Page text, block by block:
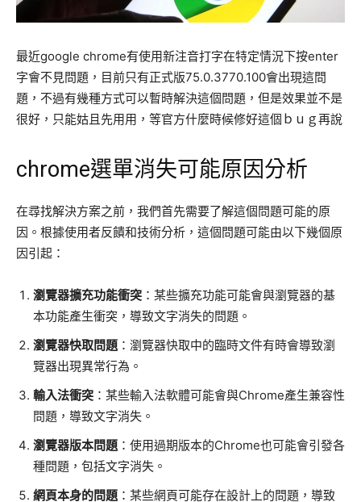
最近google chrome有使用新注音打字在特定情況下按enter
字會不見問題，目前只有正式版75.0.3770.100會出現這問
題，不過有幾種方式可以暫時解決這個問題，但是效果並不是
很好，只能姑且先用用，等官方什麼時候修好這個ｂｕｇ再說
chrome選單消失可能原因分析
在尋找解決方案之前，我們首先需要了解這個問題可能的原
因。根據使用者反饋和技術分析，這個問題可能由以下幾個原
因引起：
瀏覽器擴充功能衝突 ：某些擴充功能可能會與瀏覽器的基
本功能產生衝突，導致文字消失的問題。
瀏覽器快取問題 ：瀏覽器快取中的臨時文件有時會導致瀏
覽器出現異常行為。
輸入法衝突 ：某些輸入法軟體可能會與Chrome產生兼容性
問題，導致文字消失。
瀏覽器版本問題 ：使用過期版本的Chrome也可能會引發各
種問題，包括文字消失。
網頁本身的問題 ：某些網頁可能存在設計上的問題，導致